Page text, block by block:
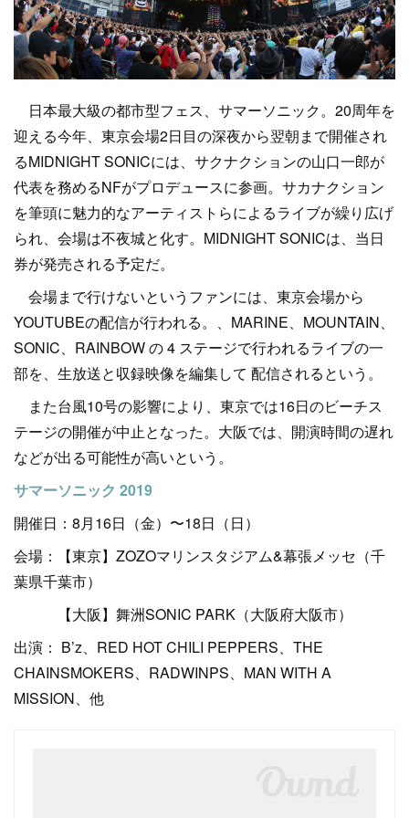
日本最大級の都市型フェス、サマーソニック。20周年を
迎える今年、東京会場2日目の深夜から翌朝まで開催され
るMIDNIGHT SONICには、サクナクションの山口一郎が
代表を務めるNFがプロデュースに参画。サカナクション
を筆頭に魅力的なアーティストらによるライブが繰り広げ
られ、会場は不夜城と化す。MIDNIGHT SONICは、当日
券が発売される予定だ。
会場まで行けないというファンには、東京会場から
YOUTUBEの配信が行われる。、MARINE、MOUNTAIN、
SONIC、RAINBOW の 4 ステージで行われるライブの一
部を、生放送と収録映像を編集して 配信されるという。
また台風10号の影響により、東京では16日のビーチス
テージの開催が中止となった。大阪では、開演時間の遅れ
などが出る可能性が高いという。
サマーソニック 2019
開催日：8月16日（金）〜18日（日）
会場：【東京】ZOZOマリンスタジアム&幕張メッセ（千
葉県千葉市）
【大阪】舞洲SONIC PARK（大阪府大阪市）
出演： B’z、RED HOT CHILI PEPPERS、THE
CHAINSMOKERS、RADWINPS、MAN WITH A
MISSION、他